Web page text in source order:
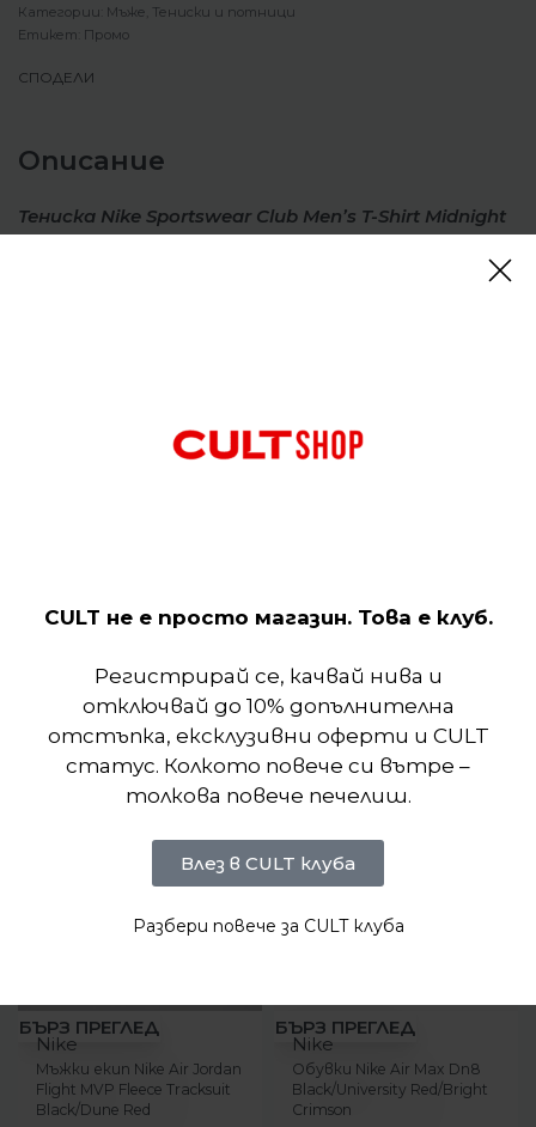
Категории: Мъже Тениски и потници
Етикет: Промо
СПОДЕЛИ
Описание
Тениска Nike Sportswear Club Men’s T-Shirt Midnight
-31%
БЪРЗ ПРЕГЛЕД
Nike
Мъжки екип Nike Air Jordan
Flight MVP Fleece Tracksuit
Black/Dune Red
-31%
БЪРЗ ПРЕГЛЕД
Nike
Обувки Nike Air Max Dn8
Black/University Red/Bright
Crimson
CULT не е просто магазин. Това е клуб.
Регистрирай се, качвай нива и
отключвай до 10% допълнителна
отстъпка, ексклузивни оферти и CULT
статус. Колкото повече си вътре –
толкова повече печелиш.
Влез в CULT клуба
Разбери повече за CULT клуба